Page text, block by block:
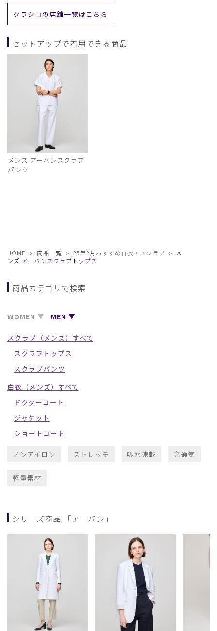
クラシコの店舗一覧はこちら
セットアップで着用できる商品
メンズ:アーバンスクラブ
パンツ
HOME 商品一覧 25年2月おすすめ白衣・スクラブ
メ
ンズ:アーバンスクラブトップス
商品カテゴリで検索
WOMEN MEN
スクラブ（メンズ）すべて
スクラブトップス
スクラブパンツ
白衣（メンズ）すべて
ドクターコート
ジャケット
ショートコート
ノンアイロン ストレッチ 吸水速乾 高通気
軽量素材
シリーズ商品 「アーバン」